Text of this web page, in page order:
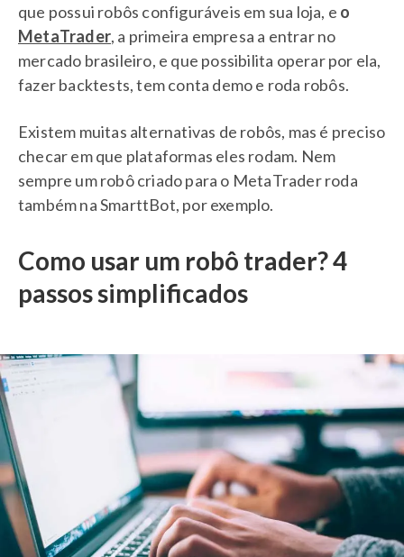
que possui robôs configuráveis em sua loja, e o
MetaTrader, a primeira empresa a entrar no
mercado brasileiro, e que possibilita operar por ela,
fazer backtests, tem conta demo e roda robôs.
Existem muitas alternativas de robôs, mas é preciso
checar em que plataformas eles rodam. Nem
sempre um robô criado para o MetaTrader roda
também na SmarttBot, por exemplo.
Como usar um robô trader? 4
passos simplificados